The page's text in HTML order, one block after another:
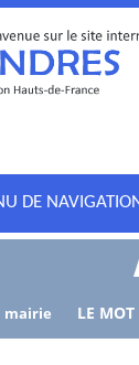
DE
mairie LE